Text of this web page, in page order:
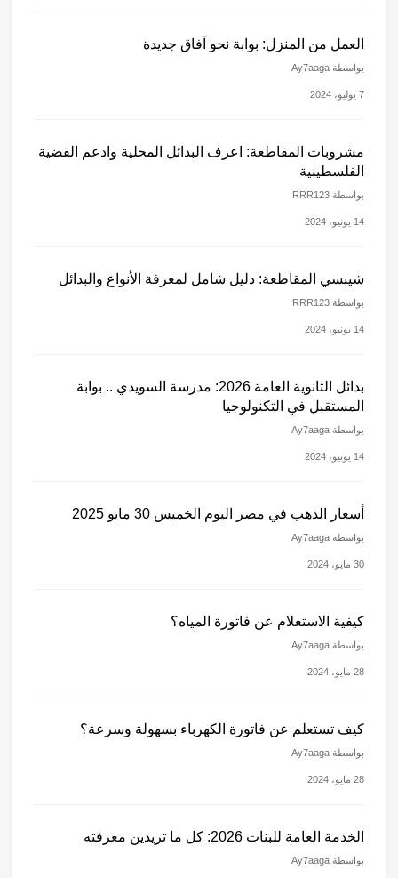
العمل من المنزل: بوابة نحو آفاق جديدة
بواسطة Ay7aaga
7 يوليو، 2024
مشروبات المقاطعة: اعرف البدائل المحلية وادعم القضية
الفلسطينية
بواسطة RRR123
14 يونيو، 2024
شيبسي المقاطعة: دليل شامل لمعرفة الأنواع والبدائل
بواسطة RRR123
14 يونيو، 2024
بدائل الثانوية العامة 2026: مدرسة السويدي .. بوابة
المستقبل في التكنولوجيا
بواسطة Ay7aaga
14 يونيو، 2024
أسعار الذهب في مصر اليوم الخميس 30 مايو 2025
بواسطة Ay7aaga
30 مايو، 2024
كيفية الاستعلام عن فاتورة المياه؟
بواسطة Ay7aaga
28 مايو، 2024
كيف تستعلم عن فاتورة الكهرباء بسهولة وسرعة؟
بواسطة Ay7aaga
28 مايو، 2024
الخدمة العامة للبنات 2026: كل ما تريدين معرفته
بواسطة Ay7aaga